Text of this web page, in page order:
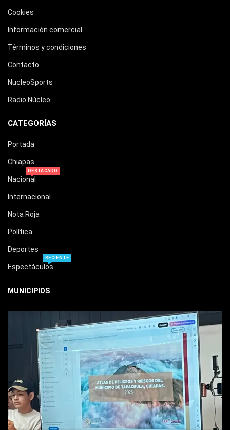
Cookies
Información comercial
Términos y condiciones
Contacto
NucleoSports
Radio Núcleo
CATEGORÍAS
Portada
Chiapas
Nacional
DESTACADO
Internacional
Nota Roja
Política
Deportes
Espectáculos
RECIENTE
MUNICIPIOS